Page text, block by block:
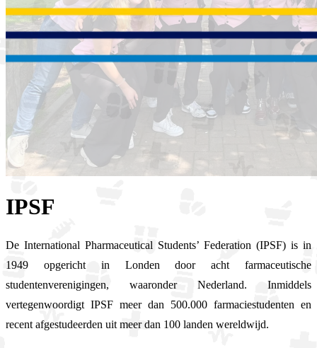
IPSF
De International Pharmaceutical Students’ Federation (IPSF) is in
1949 opgericht in Londen door acht farmaceutische
studentenverenigingen, waaronder Nederland. Inmiddels
vertegenwoordigt IPSF meer dan 500.000 farmaciestudenten en
recent afgestudeerden uit meer dan 100 landen wereldwijd.